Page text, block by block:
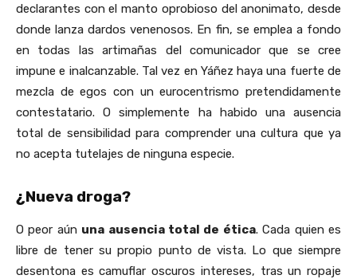
declarantes con el manto oprobioso del anonimato, desde
donde lanza dardos venenosos. En fin, se emplea a fondo
en todas las artimañas del comunicador que se cree
impune e inalcanzable. Tal vez en Yáñez haya una fuerte de
mezcla de egos con un eurocentrismo pretendidamente
contestatario. O simplemente ha habido una ausencia
total de sensibilidad para comprender una cultura que ya
no acepta tutelajes de ninguna especie.
¿Nueva droga?
O peor aún una ausencia total de ética. Cada quien es
libre de tener su propio punto de vista. Lo que siempre
desentona es camuflar oscuros intereses, tras un ropaje